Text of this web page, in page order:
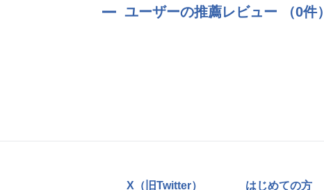
ユーザーの推薦レビュー （0件）
X（旧Twitter） はじめての方